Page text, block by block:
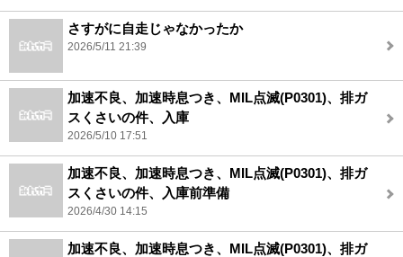
さすがに自走じゃなかったか
2026/5/11 21:39
加速不良、加速時息つき、MIL点滅(P0301)、排ガ
スくさいの件、入庫
2026/5/10 17:51
加速不良、加速時息つき、MIL点滅(P0301)、排ガ
スくさいの件、入庫前準備
2026/4/30 14:15
加速不良、加速時息つき、MIL点滅(P0301)、排ガ